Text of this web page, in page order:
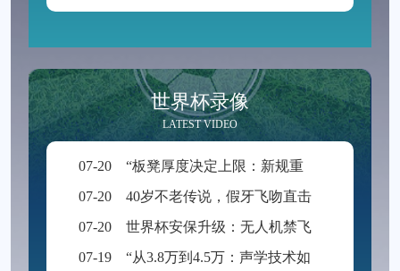
世界杯录像
LATEST VIDEO
07-20
“板凳厚度决定上限：新规重塑世界杯积分格局”
07-20
40岁不老传说，假牙飞吻直击破门一刻
07-20
世界杯安保升级：无人机禁飞范围扩展至周边2公里
07-19
“从3.8万到4.5万：声学技术如何重塑BMO Field的世界杯级声场体验”